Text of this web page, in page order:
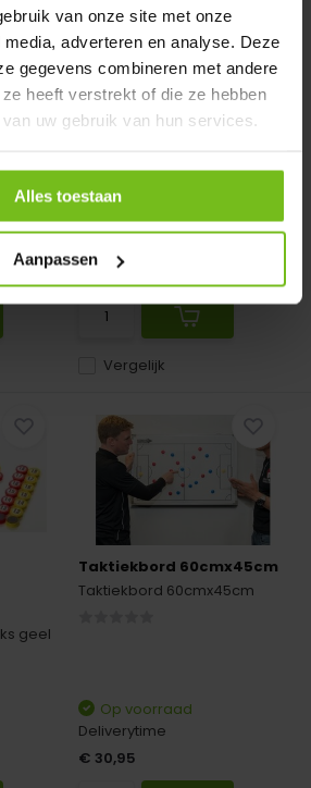
van onze site met onze
adverteren en analyse. Deze
gegevens combineren met andere
heeft verstrekt of die ze hebben
uw gebruik van hun services.
Alles toestaan
Aanpassen
Stopwatch Sport
Stopwatch voor trainers
Vergelijk
Op voorraad
€ 4,49
geel
Taktiekbord 60cmx45cm
Taktiekbord 60cmx45cm
Op voorraad
Deliverytime
€ 30,95